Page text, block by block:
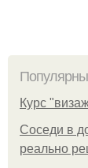
Курс
Соседи в
реально